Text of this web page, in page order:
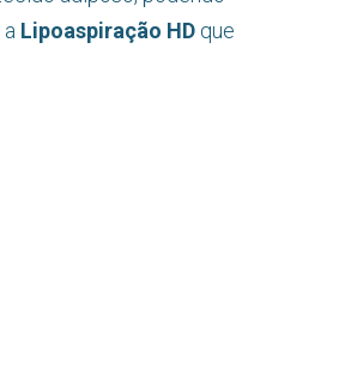
Lipoaspiração HD que